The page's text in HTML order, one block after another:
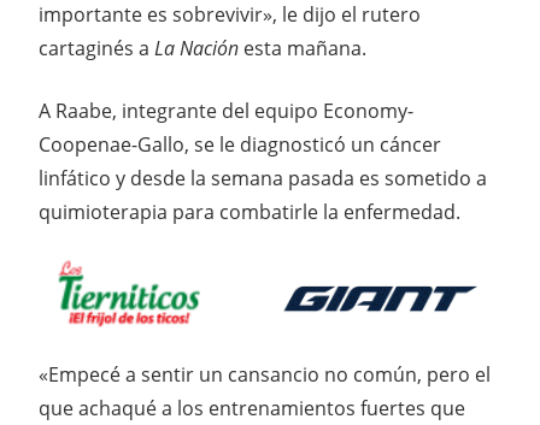
importante es sobrevivir», le dijo el rutero
cartaginés a La Nación esta mañana.
A Raabe, integrante del equipo Economy-
Coopenae-Gallo, se le diagnosticó un cáncer
linfático y desde la semana pasada es sometido a
quimioterapia para combatirle la enfermedad.
«Empecé a sentir un cansancio no común, pero el
que achaqué a los entrenamientos fuertes que